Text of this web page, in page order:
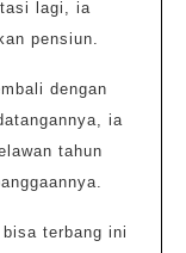
lagi, ia
pensiun.
dengan
ia
tahun
terbang ini